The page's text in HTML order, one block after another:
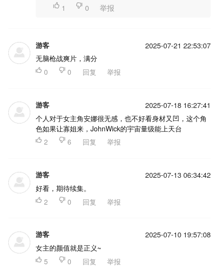
 1  0 举报
游客 2025-07-21 22:53:07
无脑枪战爽片，满分
 0  0 回复 举报
游客 2025-07-18 16:27:41
个人对于女主角安娜很无感，也不好看身材又凹，这个角
色如果让寡姐来，JohnWick的宇宙量级能上天台
 2  6 回复 举报
游客 2025-07-13 06:34:42
好看，期待续集。
 2  0 回复 举报
游客 2025-07-10 19:57:08
女主的颜值就是正义~
 5  0 回复 举报